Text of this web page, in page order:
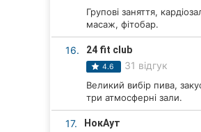
Групові заняття,
масаж, фітобар.
16. 24 fit club
4.6 31 відгук
Великий вибір пива,
три атмосферні зали.
17. НокАут